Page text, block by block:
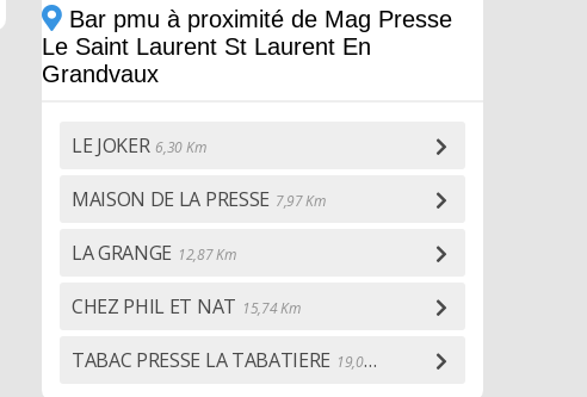
Bar pmu à proximité de Mag Presse
Le Saint Laurent St Laurent En
Grandvaux
LE JOKER 6,30 Km
MAISON DE LA PRESSE 7,97 Km
LA GRANGE 12,87 Km
CHEZ PHIL ET NAT 15,74 Km
TABAC PRESSE LA TABATIERE 19,05 Km